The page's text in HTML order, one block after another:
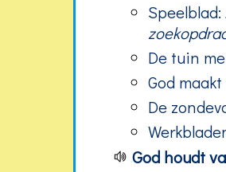
De tuin
God
De
God houdt